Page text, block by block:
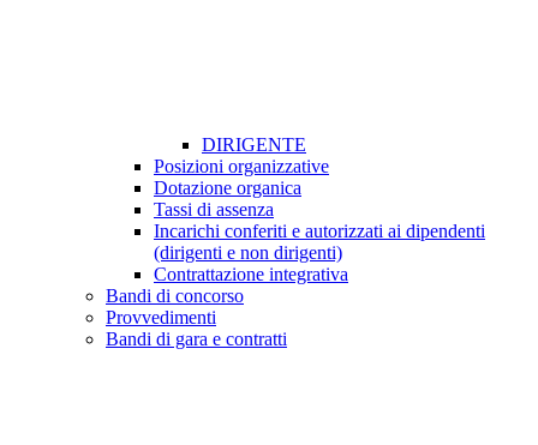
DIRIGENTE
Posizioni organizzative
Dotazione organica
Tassi di assenza
Incarichi conferiti e autorizzati ai dipendenti
(dirigenti e non dirigenti)
Contrattazione integrativa
Bandi di concorso
Provvedimenti
Bandi di gara e contratti